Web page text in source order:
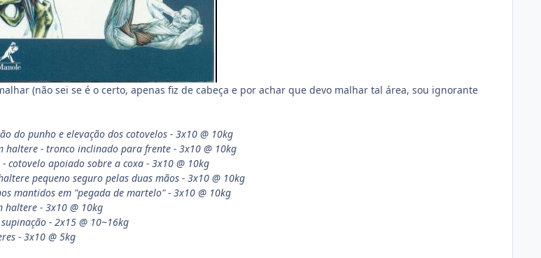
(não sei se é o certo, apenas fiz de cabeça e por achar que devo malhar tal área, sou ignorante
do punho e elevação dos cotovelos - 3x10 @ 10kg
haltere - tronco inclinado para frente - 3x10 @ 10kg
apoiado sobre a coxa - 3x10 @ 10kg
pequeno seguro pelas duas mãos - 3x10 @ 10kg
mantidos em "pegada de martelo" - 3x10 @ 10kg
haltere - 3x10 @ 10kg
- 2x15 @ 10~16kg
- 3x10 @ 5kg